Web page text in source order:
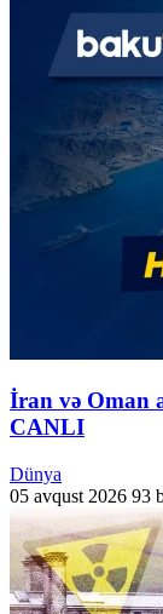
İran və Oman
CANLI
Dünya
05 avqust 2026 93